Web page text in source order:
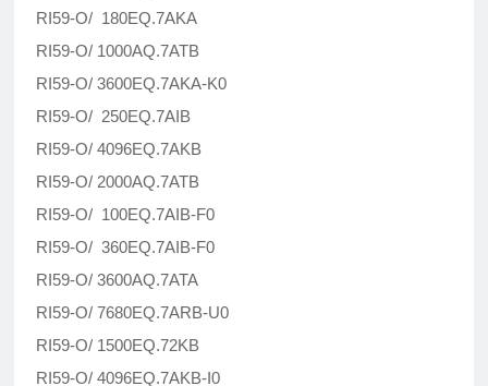
RI59-O/ 180EQ.7AKA
RI59-O/ 1000AQ.7ATB
RI59-O/ 3600EQ.7AKA-K0
RI59-O/ 250EQ.7AIB
RI59-O/ 4096EQ.7AKB
RI59-O/ 2000AQ.7ATB
RI59-O/ 100EQ.7AIB-F0
RI59-O/ 360EQ.7AIB-F0
RI59-O/ 3600AQ.7ATA
RI59-O/ 7680EQ.7ARB-U0
RI59-O/ 1500EQ.72KB
RI59-O/ 4096EQ.7AKB-I0